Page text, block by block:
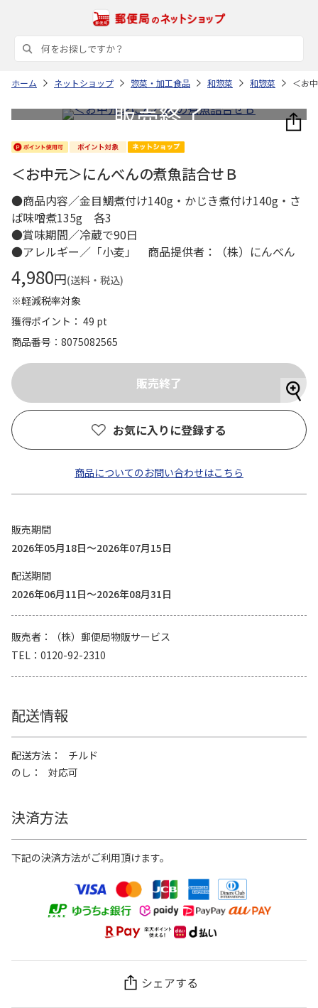
ホーム ネットショップ 惣菜・加工食品 和惣菜 和惣菜 ＜お
＜お中元＞にんべんの煮魚詰合せＢ
●商品内容／金目鯛煮付け140g・かじき煮付け140g・さ
ば味噌煮135g 各3
●賞味期間／冷蔵で90日
●アレルギー／「小麦」 商品提供者：（株）にんべん
4,980円(送料・税込)
※軽減税率対象
獲得ポイント： 49 pt
商品番号
8075082565
お気に入りに登録する
商品についてのお問い合わせはこちら
販売期間
2026年05月18日～2026年07月15日
配送期間
2026年06月11日～2026年08月31日
販売者
（株）郵便局物販サービス
TEL
0120-92-2310
配送情報
配送方法
チルド
のし
対応可
決済方法
下記の決済方法がご利用頂けます。
シェアする